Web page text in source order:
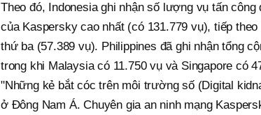
Theo đó, Indonesia ghi nhận số lượng vụ tấn
của Kaspersky cao nhất (có 131.779 vụ), tiếp
thứ ba (57.389 vụ). Philippines đã ghi nhận tổng
trong khi Malaysia có 11.750 vụ và Singapore có
"Những kẻ bắt cóc trên môi trường số (Digital
ở Đông Nam Á. Chuyên gia an ninh mạng